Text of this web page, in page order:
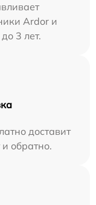
Ardor и
3 лет.
доставит
обратно.